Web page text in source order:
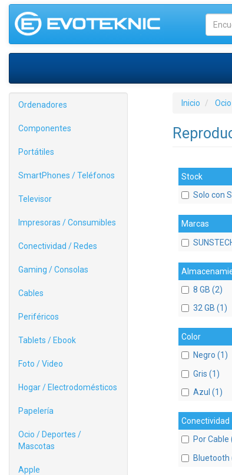
Ordenadores
Componentes
Portátiles
SmartPhones / Teléfonos
Televisor
Impresoras / Consumibles
Conectividad / Redes
Gaming / Consolas
Cables
Periféricos
Tablets / Ebook
Foto / Video
Hogar / Electrodomésticos
Papelería
Ocio / Deportes /
Mascotas
Apple
Inicio
Stock
Solo con
Marcas
8 GB (2)
32 GB (1)
Color
Negro (1)
Gris (1)
Azul (1)
Conectividad
Por Cable
Bluetooth